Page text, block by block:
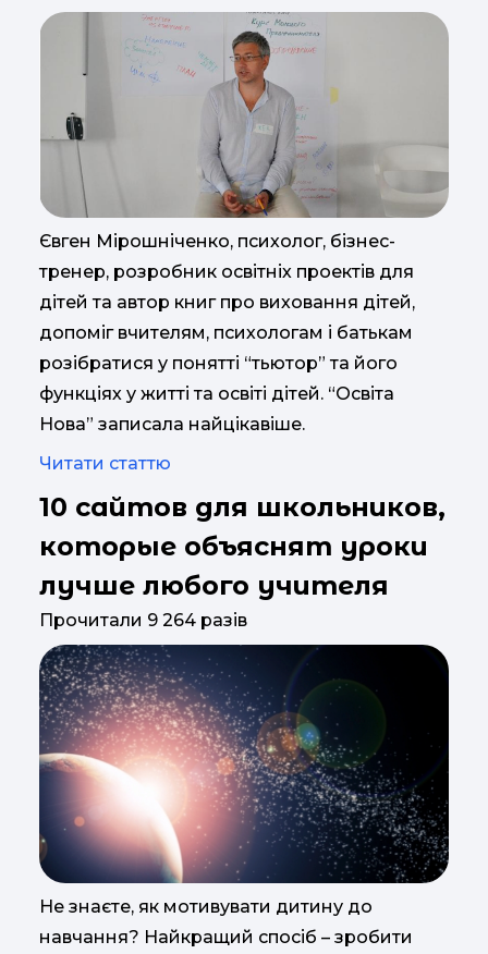
Євген Мірошніченко, психолог, бізнес-
тренер, розробник освітніх проектів для
дітей та автор книг про виховання дітей,
допоміг вчителям, психологам і батькам
розібратися у понятті “тьютор” та його
функціях у житті та освіті дітей. “Освіта
Нова” записала найцікавіше.
Читати статтю
10 сайтов для школьников,
которые объяснят уроки
лучше любого учителя
Прочитали 9 264 разів
Не знаєте, як мотивувати дитину до
навчання? Найкращий спосіб – зробити